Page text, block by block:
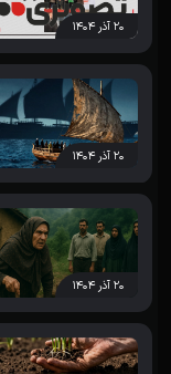
۲۰ آذر ۱۴۰۴
۲۰ آذر ۱۴۰۴
۲۰ آذر ۱۴۰۴